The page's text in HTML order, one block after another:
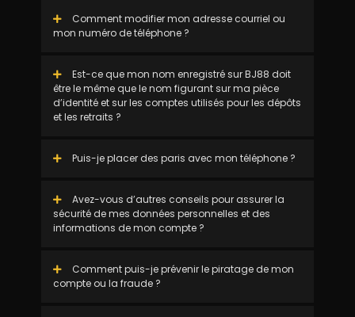
Comment modifier mon adresse courriel ou
mon numéro de téléphone ?
Est-ce que mon nom enregistré sur BJ88 doit
être le même que le nom figurant sur ma pièce
d’identité et sur les comptes utilisés pour les dépôts
et les retraits ?
Puis-je placer des paris avec mon téléphone ?
Avez-vous d’autres conseils pour assurer la
sécurité de mes données personnelles et des
informations de mon compte ?
Comment puis-je prévenir le piratage de mon
compte ou la fraude ?